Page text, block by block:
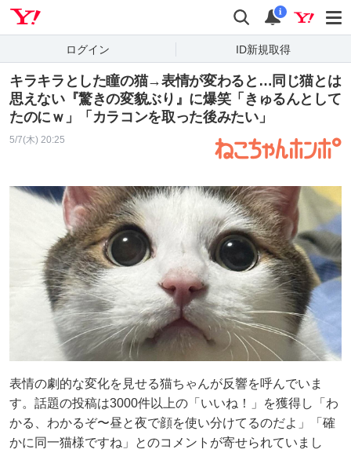
検索 通知
i
ログイン ID新規取得
キラキラとした瞳の猫→表情が変わると…同じ猫とは
思えない『驚きの変貌ぶり』に爆笑「きゅるんとして
たのにｗ」「カラコンを取った後みたい」
5/7(木) 20:25
表情の劇的な変化を見せる猫ちゃんが反響を呼んでいま
す。話題の投稿は3000件以上の「いいね！」を獲得し「わ
かる、わかるぞ〜昼と夜で顔を使い分けてるのだよ」「確
かに同一猫様ですね」とのコメントが寄せられていまし